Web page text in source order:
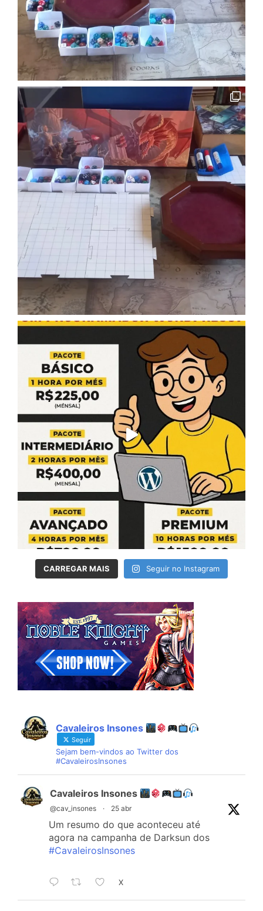
CARREGAR MAIS Seguir no Instagram
Cavaleiros Insones
Seguir
Sejam bem-vindos ao Twitter dos
#CavaleirosInsones
Cavaleiros Insones
@cav_insones · 25 abr
Um resumo do que aconteceu até
agora na campanha de Darksun dos
#CavaleirosInsones
X